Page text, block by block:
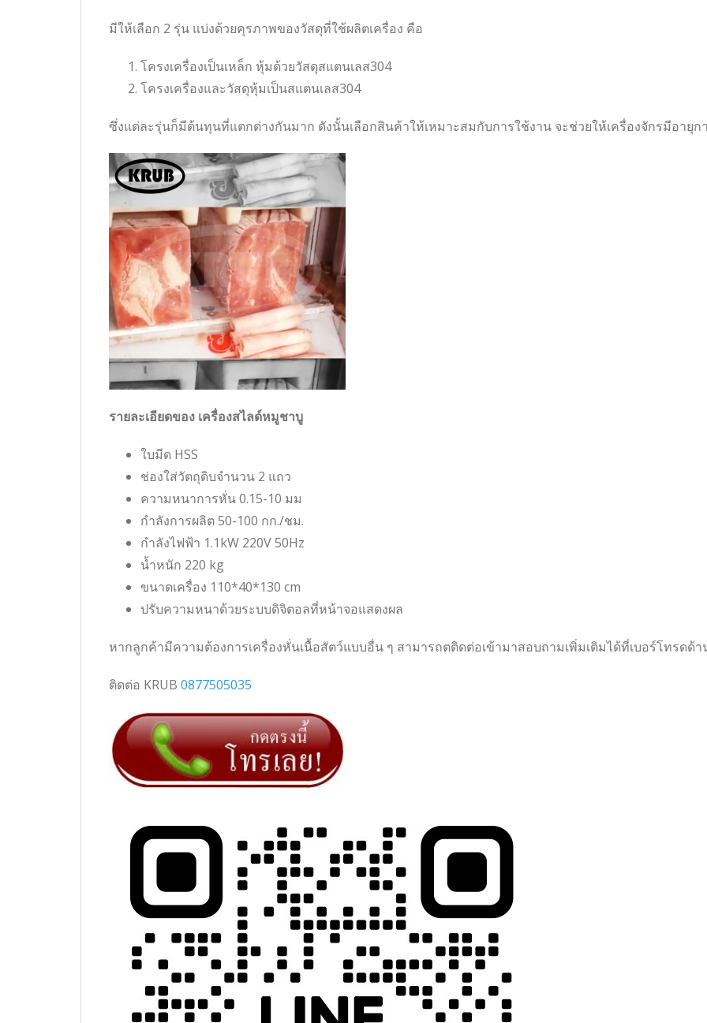
มีให้เลือก 2 รุ่น แบ่งด้วยคุรภาพของวัสดุที่ใช้ผลิตเครื่อง คือ
โครงเครื่องเป็นเหล็ก หุ้มด้วยวัสดุสแตนเลส304
โครงเครื่องและวัสดุหุ้มเป็นสแตนเลส304
ซึ่งแต่ละรุ่นก็มีต้นทุนที่แตกต่างกันมาก ดังนั้นเลือกสินค้าให้เหมาะสมกับการใช้งาน จะช่วยให้เครื่องจักรมีอายุก
รายละเอียดของ เครื่องสไลด์หมูชาบู
ใบมีด HSS
ช่องใส่วัตถุดิบจำนวน 2 แถว
ความหนาการหั่น 0.15-10 มม
กำลังการผลิต 50-100 กก./ชม.
กำลังไฟฟ้า 1.1kW 220V 50Hz
น้ำหนัก 220 kg
ขนาดเครื่อง 110*40*130 cm
ปรับความหนาด้วยระบบดิจิตอลที่หน้าจอแสดงผล
หากลูกค้ามีความต้องการเครื่องหั่นเนื้อสัตว์แบบอื่น ๆ สามารถตติดต่อเข้ามาสอบถามเพิ่มเติมได้ที่เบอร์โทรดด้า
ติดต่อ KRUB 0877505035